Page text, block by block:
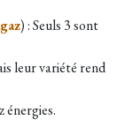
) : Seuls 3 sont
leur variété rend